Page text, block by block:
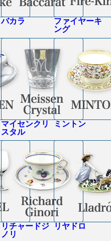
バカラ
ファイヤーキ
ング
マイセンクリ
スタル
ミントン
リチャードジ
ノリ
リヤドロ